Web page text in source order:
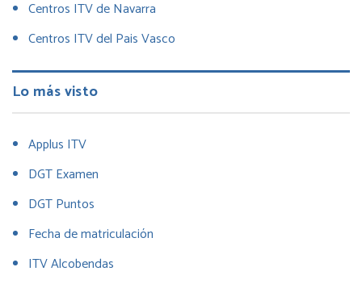
Centros ITV de Navarra
Centros ITV del Pais Vasco
Lo más visto
Applus ITV
DGT Examen
DGT Puntos
Fecha de matriculación
ITV Alcobendas